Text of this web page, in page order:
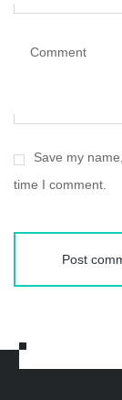
Comment
Save my
time I comment.
Post